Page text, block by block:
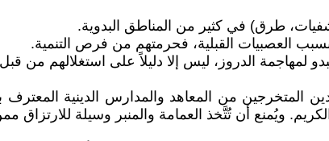
طرق) في كثير من المناطق البدوية.
بسبب العصبيات القبلية، فحرمتهم من فرص التنمية.
لمهاجمة الدروز، ليس إلا دليلاً على استغلالهم
المتخرجين من المعاهد والمدارس الدينية
ويُمنع أن تُتَّخذ العمامة والمنبر وسيلة